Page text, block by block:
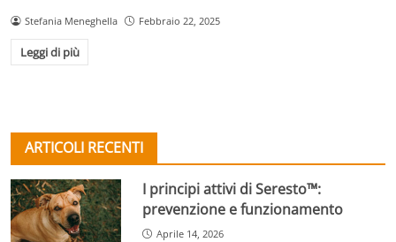
Stefania Meneghella Febbraio 22, 2025
Leggi di più
ARTICOLI RECENTI
I principi attivi di Seresto™:
prevenzione e funzionamento
Aprile 14, 2026